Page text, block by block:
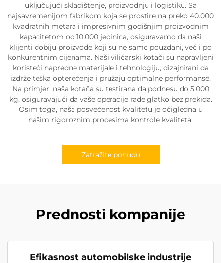
uključujući skladištenje, proizvodnju i logistiku. Sa
najsavremenijom fabrikom koja se prostire na preko 40.000
kvadratnih metara i impresivnim godišnjim proizvodnim
kapacitetom od 10.000 jedinica, osiguravamo da naši
klijenti dobiju proizvode koji su ne samo pouzdani, već i po
konkurentnim cijenama. Naši viličarski kotači su napravljeni
koristeći napredne materijale i tehnologiju, dizajnirani da
izdrže teška opterećenja i pružaju optimalne performanse.
Na primjer, naša kotača su testirana da podnesu do 5.000
kg, osiguravajući da vaše operacije rade glatko bez prekida.
Osim toga, naša posvećenost kvalitetu je očigledna u
našim rigoroznim procesima kontrole kvaliteta.
Zatražite ponudu
Prednosti kompanije
Efikasnost automobilske industrije